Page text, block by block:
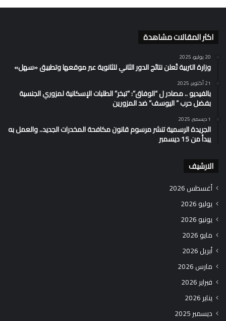
اكثر المقالات مشاهدة
20 يوليو، 2025
وزارة التربية تُعلن نتائج الدور الثاني للثانوية عبر موقعها وتطبيق «سهل»
21 أكتوبر، 2025
بالفيديو .. مصادر ل “الوفاق”: “تبخر” الطلبات الإسكانية لمزوري الجنسية
بفضل حرب ” اليوسف” ضد المزورين
1 ديسمبر، 2025
الجريدة الرسمية تنشر مرسوم قانون مكافحة المخدرات الجديد.. والعمل به
يبدأ من 15 ديسمبر
الارشيف
أغسطس 2026
يوليو 2026
يونيو 2026
مايو 2026
أبريل 2026
مارس 2026
فبراير 2026
يناير 2026
ديسمبر 2025